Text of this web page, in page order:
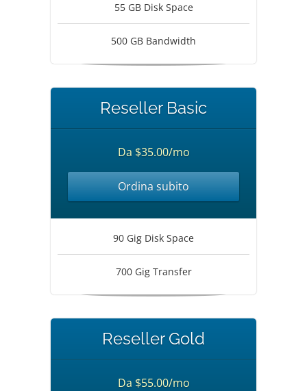
55 GB Disk Space
500 GB Bandwidth
Reseller Basic
Da $35.00/mo
Ordina subito
90 Gig Disk Space
700 Gig Transfer
Reseller Gold
Da $55.00/mo